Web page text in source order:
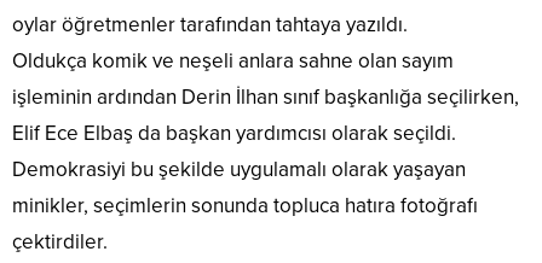
oylar öğretmenler tarafından tahtaya yazıldı.
Oldukça komik ve neşeli anlara sahne olan sayım
işleminin ardından Derin İlhan sınıf başkanlığa seçilirken,
Elif Ece Elbaş da başkan yardımcısı olarak seçildi.
Demokrasiyi bu şekilde uygulamalı olarak yaşayan
minikler, seçimlerin sonunda topluca hatıra fotoğrafı
çektirdiler.